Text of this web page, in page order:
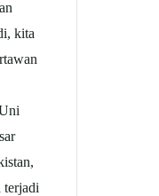
kita
terjadi